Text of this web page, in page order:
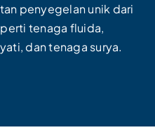
penyegelan unik dari
tenaga fluida,
dan tenaga surya.